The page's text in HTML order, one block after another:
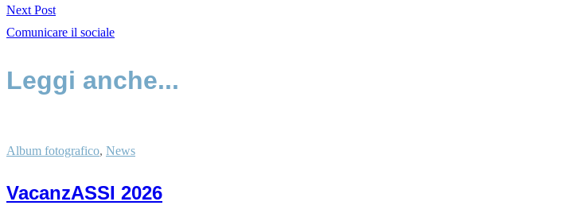
Next Post
Comunicare il sociale
Leggi anche...
Album fotografico, News
VacanzASSI 2026